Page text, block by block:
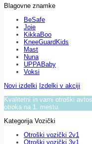
Blagovne znamke
BeSafe
Joie
KikkaBoo
KneeGuardKids
Mast
Nuna
UPPABaby
Voksi
Novi izdelki Izdelki v akciji
Kvalitetni in varni otroški
otroka na 1. mestu.
Kategorija Vozički
Otroški vozički 2v1
Otroški vozički 3v1